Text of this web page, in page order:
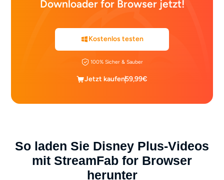
Downloader for Browser jetzt!
Kostenlos testen
100% Sicher & Sauber
Jetzt kaufen59,99€
So laden Sie Disney Plus-Videos
mit StreamFab for Browser
herunter